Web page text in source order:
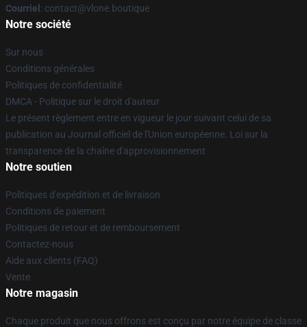
Courriel : contact@vlone.boutique
Notre société
Sur nous
Conditions générales
Politiques de confidentialité
DMCA - Politique sur le droit d'auteur
Le présent règlement entre en vigueur le jour suivant celui de sa
publication au Journal officiel de l'Union européenne. Loi sur la
transparence de la chaîne d'approvisionnement
Notre soutien
Politiques d'expédition et de livraison
Conditions de paiement
Politiques de retour et de remboursement
Contactez-nous
Aide aux clients (FAQ)
Vente
Notre magasin
Chaque produit que nous offrons est conçu par notre équipe de classe